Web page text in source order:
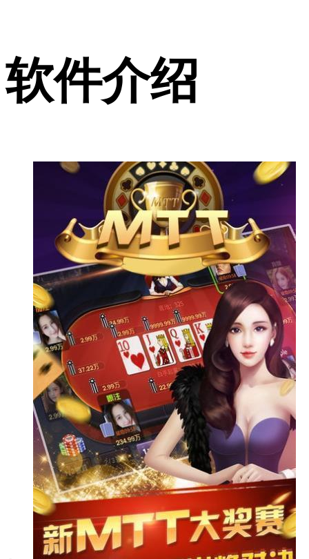
软件介绍